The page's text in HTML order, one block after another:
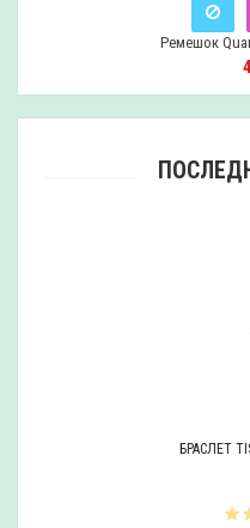
Снят
с
Ремешок
БРАСЛЕТ